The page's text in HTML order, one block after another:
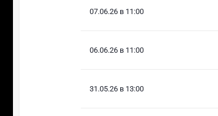
07.06.26 в 11:00
06.06.26 в 11:00
31.05.26 в 13:00